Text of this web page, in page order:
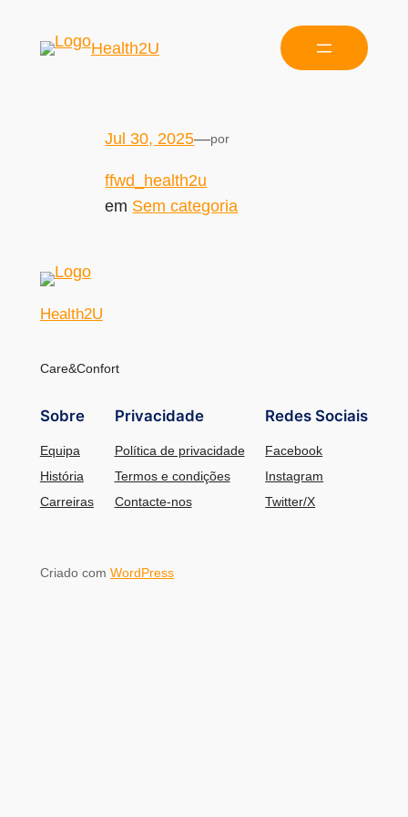
Health2U
Jul 30, 2025—por
ffwd_health2u
em Sem categoria
Health2U
Care&Confort
Sobre
Equipa
História
Carreiras
Privacidade
Política de privacidade
Termos e condições
Contacte-nos
Redes Sociais
Facebook
Instagram
Twitter/X
Criado com WordPress